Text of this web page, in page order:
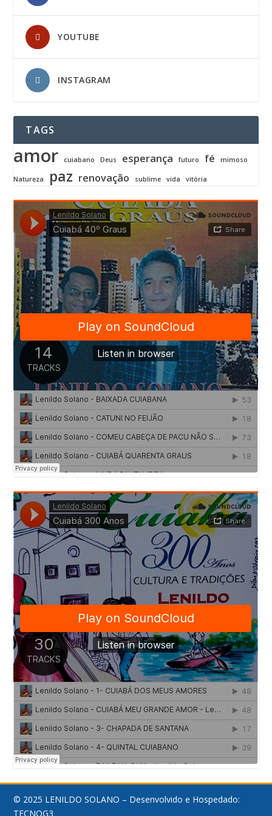
YOUTUBE
INSTAGRAM
TAGS
amor cuiabano Deus esperança futuro fé mimoso
Natureza paz renovação sublime vida vitória
© 2025 LENILDO SOLANO – Desenvolvido e Hospedado:
TECNOG3